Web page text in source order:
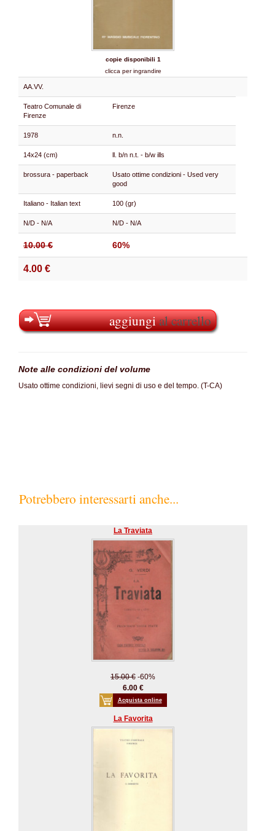
copie disponibili 1
clicca per ingrandire
AA.VV.
Teatro Comunale di
Firenze
Firenze
1978 n.n.
14x24 (cm) ll. b/n n.t. - b/w ills
brossura - paperback
Usato ottime condizioni - Used very
good
Italiano - Italian text 100 (gr)
N/D - N/A N/D - N/A
10.00 € 60%
4.00 €
aggiungial carrello
Note alle condizioni del volume
Usato ottime condizioni, lievi segni di uso e del tempo. (T-CA)
Potrebbero interessarti anche...
La Traviata
15.00 € -60%
6.00 €
Acquista online
La Favorita